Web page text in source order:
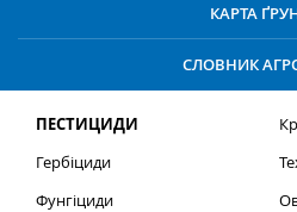
КАРТА
СЛОВНИК
ПЕСТИЦИДИ
Гербіциди
Фунгіциди